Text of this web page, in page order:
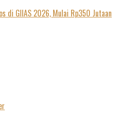
di GIIAS 2026, Mulai Rp350 Jutaan